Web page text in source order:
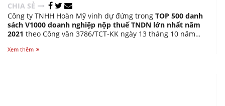
CHIA SẺ
Công ty TNHH Hoàn Mỹ vinh dự đứng trong TOP 500 danh
sách V1000 doanh nghiệp nộp thuế TNDN lớn nhất năm
2021 theo Công văn 3786/TCT-KK ngày 13 tháng 10 năm
doanh nghiệp, trong đó có sự đóng góp của Công ty TNHH
Xem thêm